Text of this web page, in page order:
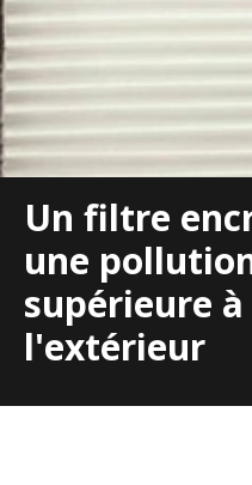
Un filtre
une
supérieure
l'extérieur